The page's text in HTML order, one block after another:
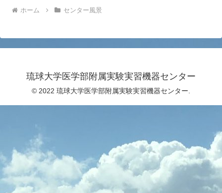
ホーム センター風景
琉球大学医学部附属実験実習機器センター
© 2022 琉球大学医学部附属実験実習機器センター.